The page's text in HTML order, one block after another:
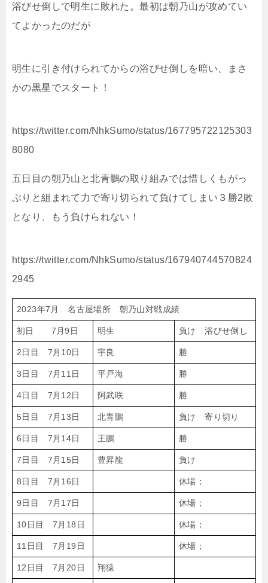
浴びせ倒しで明生に敗れた。最初は朝乃山が攻めてい
てよかったのだが
明生に引き付けられてからの浴びせ倒しを暗い、まさ
かの黒星でスタート！
https://twitter.com/NhkSumo/status/167795722125303
8080
五日目の朝乃山と北青鵬の取り組みでは惜しくもがっ
ぷりと組まれて力で寄り切られて負けてしまい３勝2敗
となり、もう負けられない！
https://twitter.com/NhkSumo/status/167940744570824
2945
2023年7月 名古屋場所 朝乃山対戦成績
初日 7月9日 明生 負け 浴びせ倒し
2日目 7月10日 宇良 勝
3日目 7月11日 平戸海 勝
4日目 7月12日 阿武咲 勝
5日目 7月13日 北青鵬 負け 寄り切り
6日目 7月14日 王鵬 勝
7日目 7月15日 豊昇龍 負け
8日目 7月16日 休場；
9日目 7月17日 休場；
10日目 7月18日 休場；
11日目 7月19日 休場；
12日目 7月20日 翔猿